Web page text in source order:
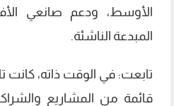
الأوسط، ودعم صانعي
المبدعة الناشئة.
تابعت: في الوقت ذاته، كانت
قائمة من المشاريع